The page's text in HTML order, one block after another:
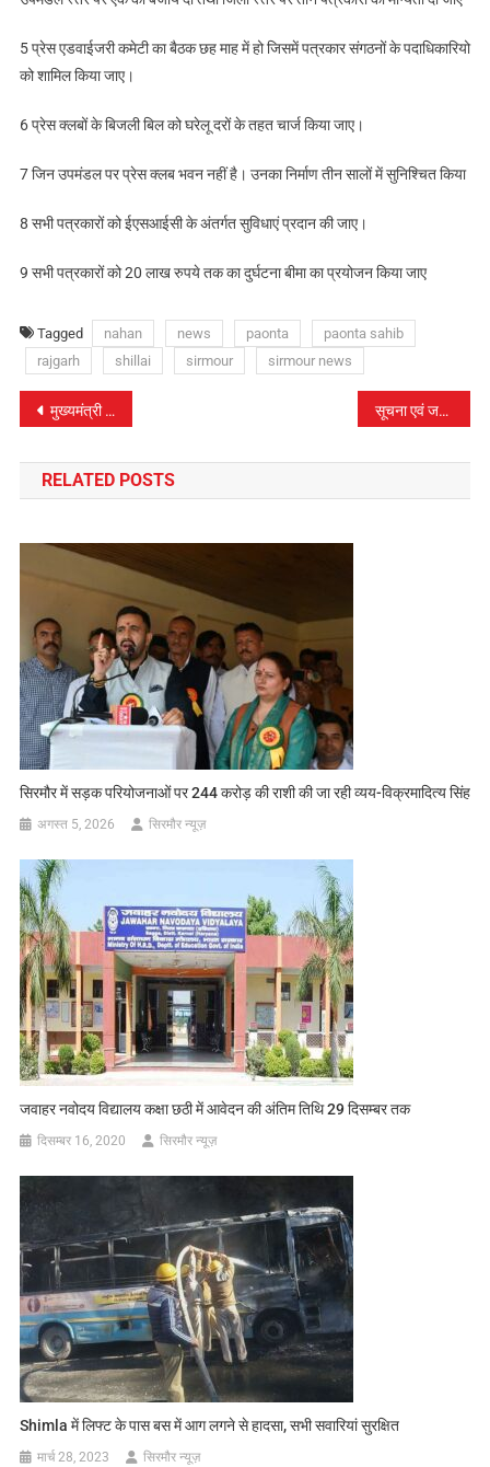
5 प्रेस एडवाईजरी कमेटी का बैठक छह माह में हो जिसमें पत्रकार संगठनों के पदाधिकारियो
को शामिल किया जाए।
6 प्रेस क्लबों के बिजली बिल को घरेलू दरों के तहत चार्ज किया जाए।
7 जिन उपमंडल पर प्रेस क्लब भवन नहीं है। उनका निर्माण तीन सालों में सुनिश्चित किया
8 सभी पत्रकारों को ईएसआईसी के अंतर्गत सुविधाएं प्रदान की जाए।
9 सभी पत्रकारों को 20 लाख रुपये तक का दुर्घटना बीमा का प्रयोजन किया जाए
Tagged nahan news paonta
paonta sahib
rajgarh
shillai sirmour sirmour news
पोस्ट
नेविगेशन
मुख्यमंत्री ने लवी मेला समापन समारोह में की शिरकत…. सूचना एवं जन सम्पर्क विभाग ने प्रेस क्लब नाहन में मनाया राष्ट्रीय प्रेस दिवस
RELATED POSTS
सिरमौर में सड़क परियोजनाओं पर 244 करोड़ की राशी की जा रही व्यय-विक्रमादित्य सिंह
अगस्त 5, 2026 सिरमौर न्यूज़
जवाहर नवोदय विद्यालय कक्षा छठी में आवेदन की अंतिम तिथि 29 दिसम्बर तक
दिसम्बर 16, 2020 सिरमौर न्यूज़
Shimla में लिफ्ट के पास बस में आग लगने से हादसा, सभी सवारियां सुरक्षित
मार्च 28, 2023 सिरमौर न्यूज़